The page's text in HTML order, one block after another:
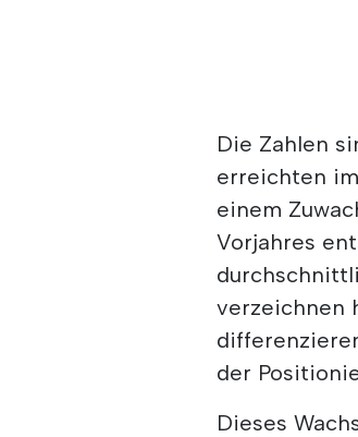
Die Zahlen
erreichten
einem
Vorjahres
verzeichnen
der
Dieses